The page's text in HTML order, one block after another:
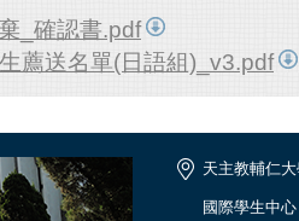
_確認書.pdf
薦送名單(日語組)_v3.pdf
天主教輔仁
國際學生中心